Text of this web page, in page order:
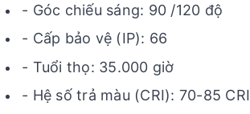
- Góc chiếu sáng: 90 /120 độ
- Cấp bảo vệ (IP): 66
- Tuổi thọ: 35.000 giờ
- Hệ số trả màu (CRI): 70-85 CRI